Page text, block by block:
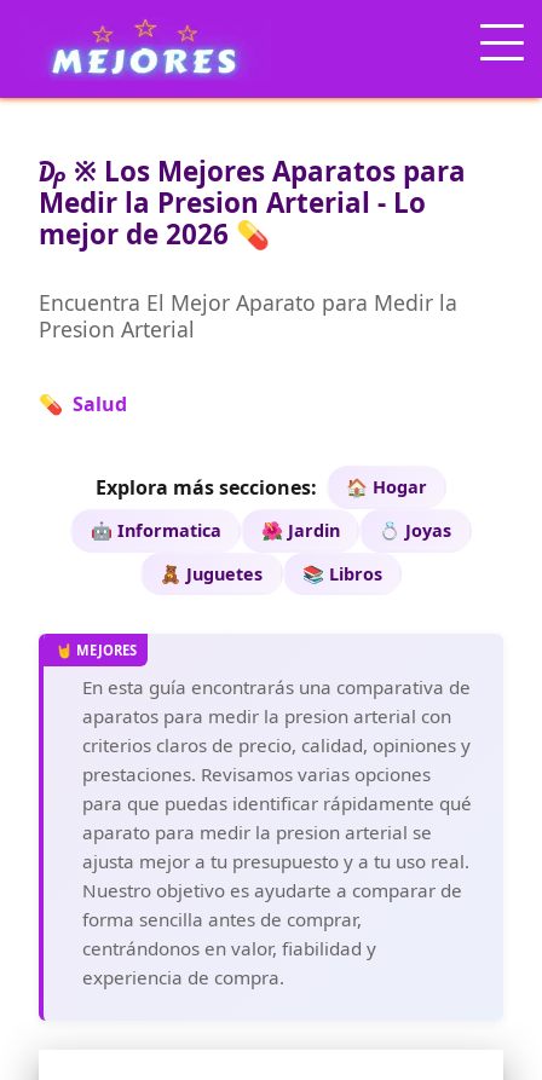
₯ ※ Los Mejores Aparatos para
Medir la Presion Arterial - Lo
mejor de 2026 💊
Encuentra El Mejor Aparato para Medir la
Presion Arterial
💊 Salud
Explora más secciones:
🏠 Hogar
🤖 Informatica
🌺 Jardin
💍 Joyas
🧸 Juguetes
📚 Libros
En esta guía encontrarás una comparativa de
aparatos para medir la presion arterial con
criterios claros de precio, calidad, opiniones y
prestaciones. Revisamos varias opciones
para que puedas identificar rápidamente qué
aparato para medir la presion arterial se
ajusta mejor a tu presupuesto y a tu uso real.
Nuestro objetivo es ayudarte a comparar de
forma sencilla antes de comprar,
centrándonos en valor, fiabilidad y
experiencia de compra.